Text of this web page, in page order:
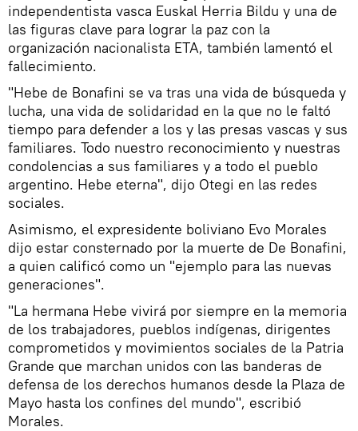
independentista vasca Euskal Herria Bildu y una de
las figuras clave para lograr la paz con la
organización nacionalista ETA, también lamentó el
fallecimiento.
"Hebe de Bonafini se va tras una vida de búsqueda y
lucha, una vida de solidaridad en la que no le faltó
tiempo para defender a los y las presas vascas y sus
familiares. Todo nuestro reconocimiento y nuestras
condolencias a sus familiares y a todo el pueblo
argentino. Hebe eterna", dijo Otegi en las redes
sociales.
Asimismo, el expresidente boliviano Evo Morales
dijo estar consternado por la muerte de De Bonafini,
a quien calificó como un "ejemplo para las nuevas
generaciones".
"La hermana Hebe vivirá por siempre en la memoria
de los trabajadores, pueblos indígenas, dirigentes
comprometidos y movimientos sociales de la Patria
Grande que marchan unidos con las banderas de
defensa de los derechos humanos desde la Plaza de
Mayo hasta los confines del mundo", escribió
Morales.